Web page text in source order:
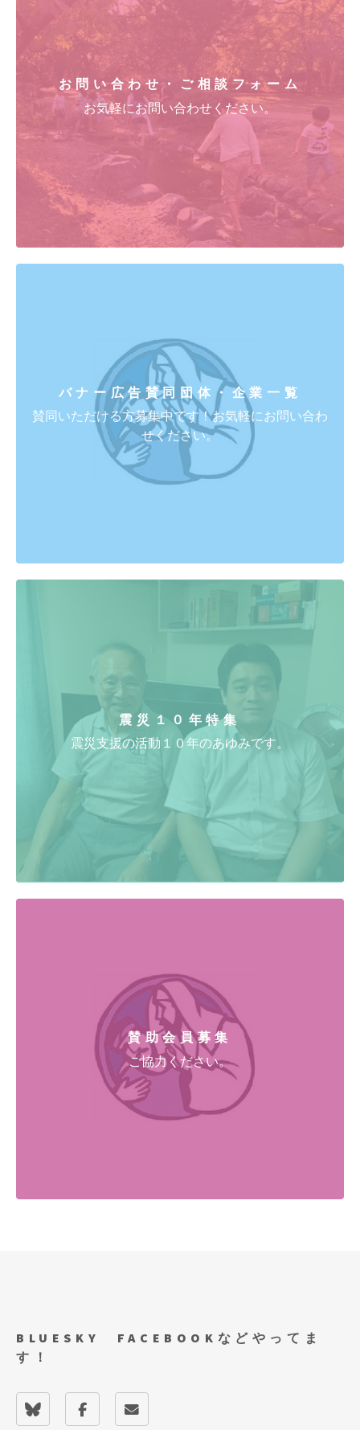
お問い合わせ・ご相談フォーム
お気軽にお問い合わせください。
バナー広告賛同団体・企業一覧
賛同いただける方募集中です！お気軽にお問い合わ
せください。
震災１０年特集
震災支援の活動１０年のあゆみです。
賛助会員募集
ご協力ください。
BLUESKY FACEBOOKなどやってま
す！